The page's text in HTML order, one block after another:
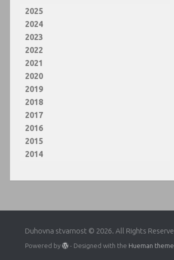
2025
2024
2023
2022
2021
2020
2019
2018
2017
2016
2015
2014
Duhovna stvarnost © 2026. All Rights
Powered by - Designed with the Hueman theme